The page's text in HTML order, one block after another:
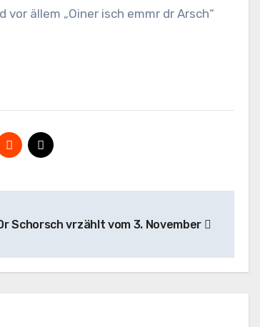
ällem „Oiner isch emmr dr Arsch“
Schorsch vrzählt vom 3. November